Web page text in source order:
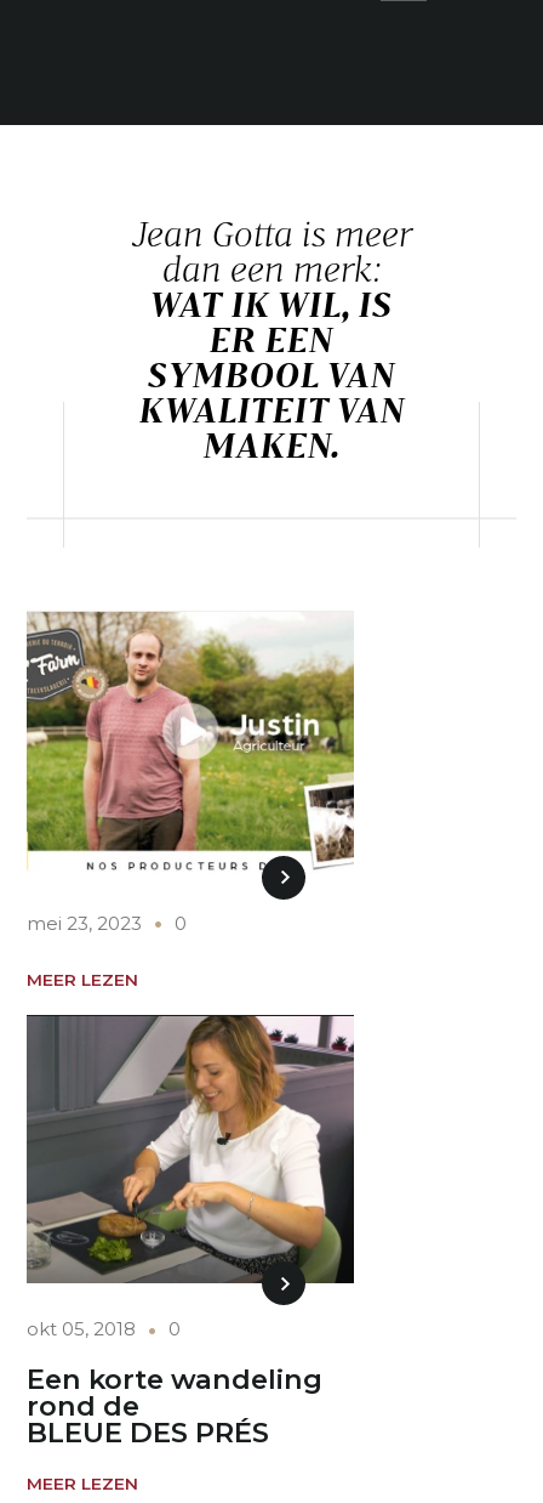
Jean Gotta is meer
dan een merk:
WAT IK WIL, IS
ER EEN
SYMBOOL VAN
KWALITEIT VAN
MAKEN.
mei 23, 2023 0
MEER LEZEN
okt 05, 2018 0
Een korte wandeling
rond de
BLEUE DES PRÉS
MEER LEZEN